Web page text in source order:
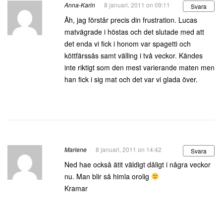
Anna-Karin 8 januari, 2011 on 09:11 Svara
Åh, jag förstår precis din frustration. Lucas
matvägrade i höstas och det slutade med att
det enda vi fick i honom var spagetti och
köttfärssås samt välling i två veckor. Kändes
inte riktigt som den mest varierande maten men
han fick i sig mat och det var vi glada över.
Marlene 8 januari, 2011 on 14:42 Svara
Ned hae också ätit väldigt dåligt i några veckor
nu. Man blir så himla orolig
Kramar